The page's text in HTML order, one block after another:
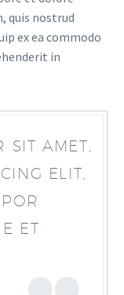
quis nostrud
ex ea commodo
in
SIT AMET,
ELIT,
ET